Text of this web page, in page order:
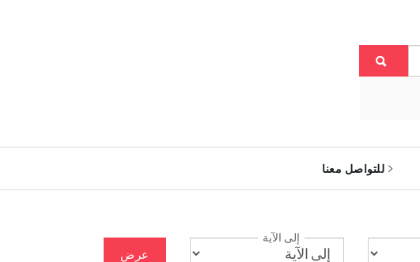
للتواصل معنا
إلى الآية
عرض